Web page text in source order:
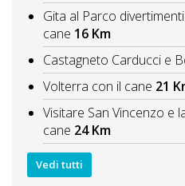
Gita al Parco
cane 16 Km
Castagneto Carducci e
Volterra con il cane 21
Visitare San Vincenzo e
cane 24 Km
Vedi tutti